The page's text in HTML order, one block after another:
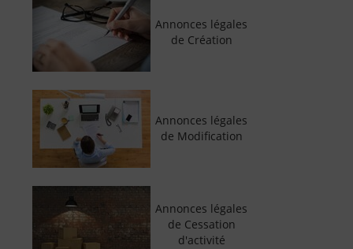
Annonces légales
de Création
Annonces légales
de Modification
Annonces légales
de Cessation
d'activité